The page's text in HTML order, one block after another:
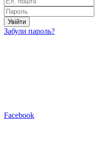
Увійти
Забули пароль?
Facebook